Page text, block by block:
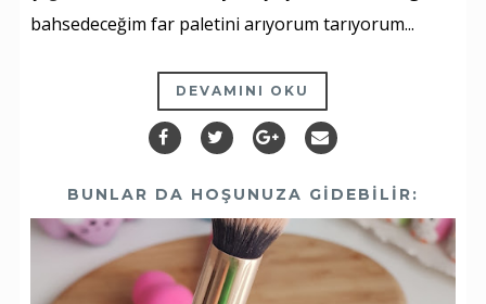
bahsedeceğim far paletini arıyorum tarıyorum...
DEVAMINI OKU
BUNLAR DA HOŞUNUZA GIDEBILIR: